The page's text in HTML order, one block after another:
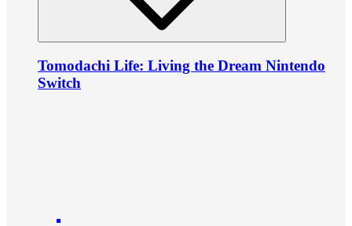
Tomodachi Life: Living the Dream Nintendo
Switch